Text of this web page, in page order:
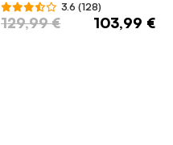
3.6 (128)
129,99 € 103,99 €